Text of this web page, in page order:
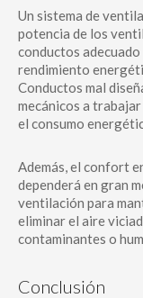
Un sistema de
potencia de los
conductos
rendimiento
Conductos mal
mecánicos a
el consumo
Además, el confort
dependerá en gran
ventilación para
eliminar el aire
contaminantes o
Conclusión